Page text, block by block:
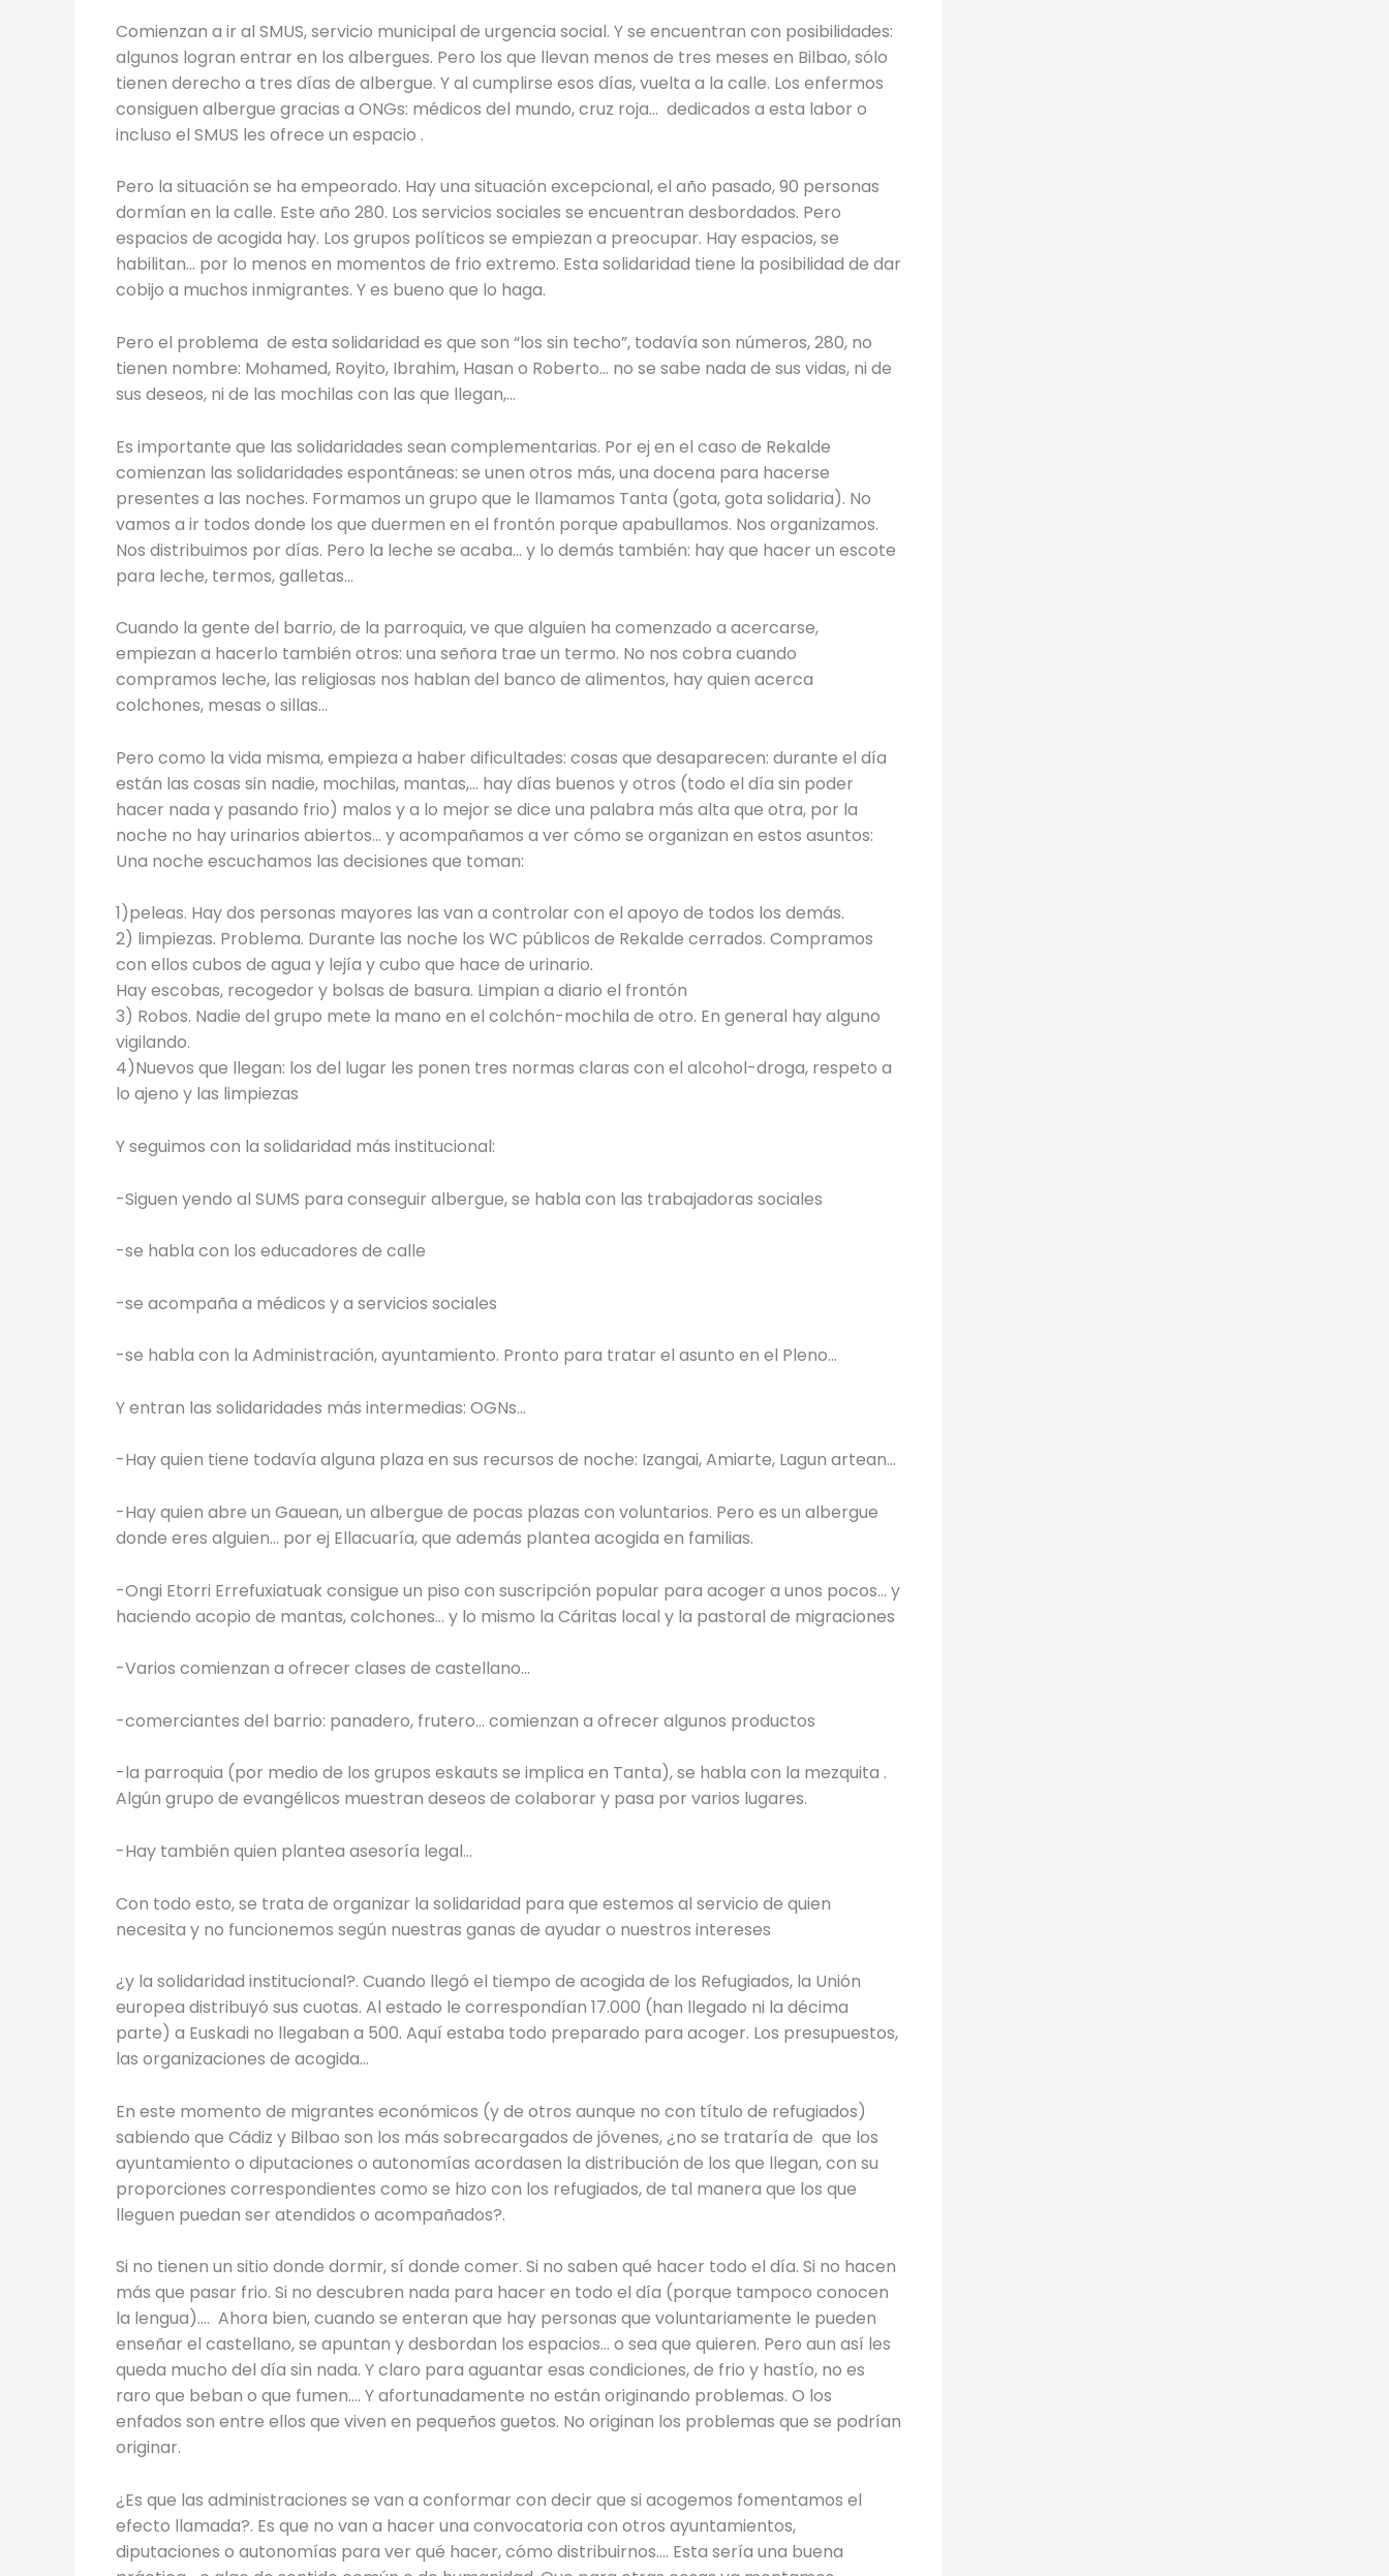
Comienzan a ir al SMUS, servicio municipal de urgencia social. Y se encuentran con posibilidades:
algunos logran entrar en los albergues. Pero los que llevan menos de tres meses en Bilbao, sólo
tienen derecho a tres días de albergue. Y al cumplirse esos días, vuelta a la calle. Los enfermos
consiguen albergue gracias a ONGs: médicos del mundo, cruz roja… dedicados a esta labor o
incluso el SMUS les ofrece un espacio .
Pero la situación se ha empeorado. Hay una situación excepcional, el año pasado, 90 personas
dormían en la calle. Este año 280. Los servicios sociales se encuentran desbordados. Pero
espacios de acogida hay. Los grupos políticos se empiezan a preocupar. Hay espacios, se
habilitan… por lo menos en momentos de frio extremo. Esta solidaridad tiene la posibilidad de dar
cobijo a muchos inmigrantes. Y es bueno que lo haga.
Pero el problema de esta solidaridad es que son “los sin techo”, todavía son números, 280, no
tienen nombre: Mohamed, Royito, Ibrahim, Hasan o Roberto… no se sabe nada de sus vidas, ni de
sus deseos, ni de las mochilas con las que llegan,…
Es importante que las solidaridades sean complementarias. Por ej en el caso de Rekalde
comienzan las solidaridades espontáneas: se unen otros más, una docena para hacerse
presentes a las noches. Formamos un grupo que le llamamos Tanta (gota, gota solidaria). No
vamos a ir todos donde los que duermen en el frontón porque apabullamos. Nos organizamos.
Nos distribuimos por días. Pero la leche se acaba… y lo demás también: hay que hacer un escote
para leche, termos, galletas…
Cuando la gente del barrio, de la parroquia, ve que alguien ha comenzado a acercarse,
empiezan a hacerlo también otros: una señora trae un termo. No nos cobra cuando
compramos leche, las religiosas nos hablan del banco de alimentos, hay quien acerca
colchones, mesas o sillas…
Pero como la vida misma, empieza a haber dificultades: cosas que desaparecen: durante el día
están las cosas sin nadie, mochilas, mantas,… hay días buenos y otros (todo el día sin poder
hacer nada y pasando frio) malos y a lo mejor se dice una palabra más alta que otra, por la
noche no hay urinarios abiertos… y acompañamos a ver cómo se organizan en estos asuntos:
Una noche escuchamos las decisiones que toman:
1)peleas. Hay dos personas mayores las van a controlar con el apoyo de todos los demás.
2) limpiezas. Problema. Durante las noche los WC públicos de Rekalde cerrados. Compramos
con ellos cubos de agua y lejía y cubo que hace de urinario.
Hay escobas, recogedor y bolsas de basura. Limpian a diario el frontón
3) Robos. Nadie del grupo mete la mano en el colchón-mochila de otro. En general hay alguno
vigilando.
4)Nuevos que llegan: los del lugar les ponen tres normas claras con el alcohol-droga, respeto a
lo ajeno y las limpiezas
Y seguimos con la solidaridad más institucional:
-Siguen yendo al SUMS para conseguir albergue, se habla con las trabajadoras sociales
-se habla con los educadores de calle
-se acompaña a médicos y a servicios sociales
-se habla con la Administración, ayuntamiento. Pronto para tratar el asunto en el Pleno…
Y entran las solidaridades más intermedias: OGNs…
-Hay quien tiene todavía alguna plaza en sus recursos de noche: Izangai, Amiarte, Lagun artean…
-Hay quien abre un Gauean, un albergue de pocas plazas con voluntarios. Pero es un albergue
donde eres alguien… por ej Ellacuaría, que además plantea acogida en familias.
-Ongi Etorri Errefuxiatuak consigue un piso con suscripción popular para acoger a unos pocos… y
haciendo acopio de mantas, colchones… y lo mismo la Cáritas local y la pastoral de migraciones
-Varios comienzan a ofrecer clases de castellano…
-comerciantes del barrio: panadero, frutero… comienzan a ofrecer algunos productos
-la parroquia (por medio de los grupos eskauts se implica en Tanta), se habla con la mezquita .
Algún grupo de evangélicos muestran deseos de colaborar y pasa por varios lugares.
-Hay también quien plantea asesoría legal…
Con todo esto, se trata de organizar la solidaridad para que estemos al servicio de quien
necesita y no funcionemos según nuestras ganas de ayudar o nuestros intereses
¿y la solidaridad institucional?. Cuando llegó el tiempo de acogida de los Refugiados, la Unión
europea distribuyó sus cuotas. Al estado le correspondían 17.000 (han llegado ni la décima
parte) a Euskadi no llegaban a 500. Aquí estaba todo preparado para acoger. Los presupuestos,
las organizaciones de acogida…
En este momento de migrantes económicos (y de otros aunque no con título de refugiados)
sabiendo que Cádiz y Bilbao son los más sobrecargados de jóvenes, ¿no se trataría de que los
ayuntamiento o diputaciones o autonomías acordasen la distribución de los que llegan, con su
proporciones correspondientes como se hizo con los refugiados, de tal manera que los que
lleguen puedan ser atendidos o acompañados?.
Si no tienen un sitio donde dormir, sí donde comer. Si no saben qué hacer todo el día. Si no hacen
más que pasar frio. Si no descubren nada para hacer en todo el día (porque tampoco conocen
la lengua)…. Ahora bien, cuando se enteran que hay personas que voluntariamente le pueden
enseñar el castellano, se apuntan y desbordan los espacios… o sea que quieren. Pero aun así les
queda mucho del día sin nada. Y claro para aguantar esas condiciones, de frio y hastío, no es
raro que beban o que fumen…. Y afortunadamente no están originando problemas. O los
enfados son entre ellos que viven en pequeños guetos. No originan los problemas que se podrían
originar.
¿Es que las administraciones se van a conformar con decir que si acogemos fomentamos el
efecto llamada?. Es que no van a hacer una convocatoria con otros ayuntamientos,
diputaciones o autonomías para ver qué hacer, cómo distribuirnos…. Esta sería una buena